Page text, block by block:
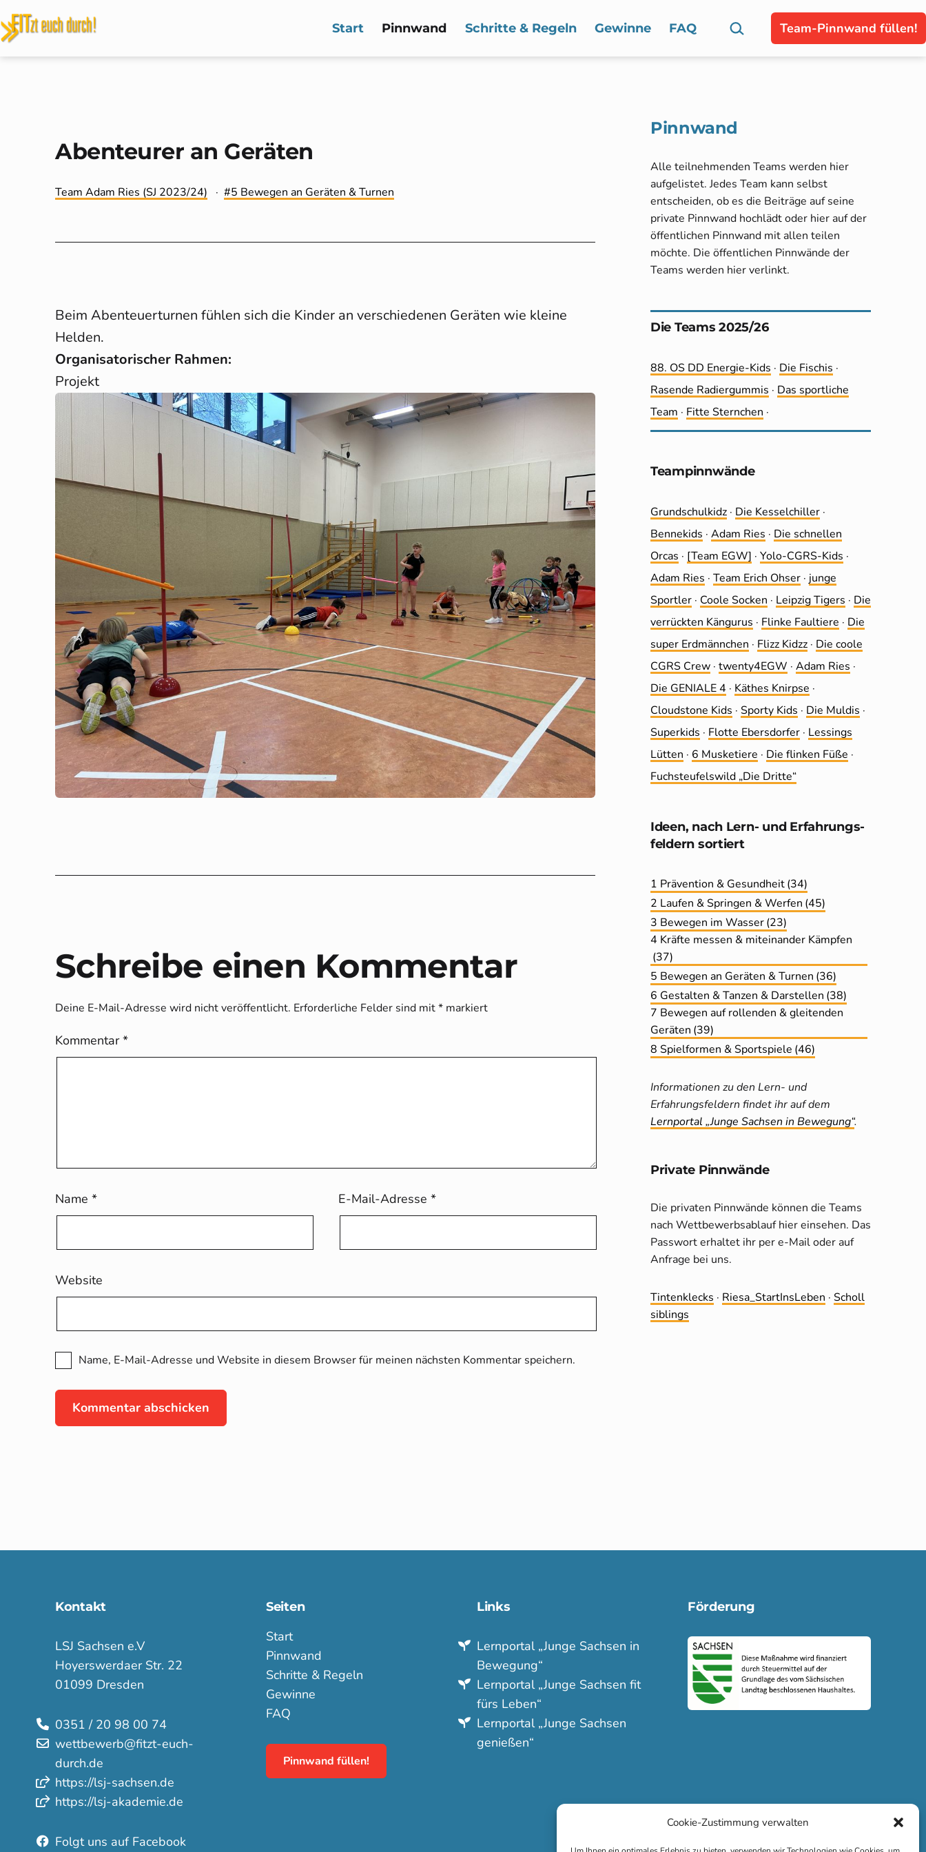
Cookie-Zustimmung verwalten
Zum
Inhalt
springen
FITzt
Start Pinnwand Schritte & Regeln Gewinne FAQ Suchen … Team-Pinnwand füllen!
Abenteurer an Geräten
Kategorisiert
Team Adam Ries (SJ 2023/24)
Verschlagwortet
5 Bewegen an Geräten & Turnen
Beim Abenteuerturnen fühlen sich die Kinder an verschiedenen Geräten wie kleine
Helden.
Organisatorischer Rahmen:
Projekt
Schreibe einen Kommentar
Deine E-Mail-Adresse wird nicht veröffentlicht. Erforderliche Felder sind mit* markiert
Kommentar*
Name * E-Mail-Adresse *
Website
Name, E-Mail-Adresse und Website in diesem Browser für meinen nächsten Kommentar speichern.
Pinnwand
Alle teilnehmenden Teams werden hier
aufgelistet. Jedes Team kann selbst
entscheiden, ob es die Beiträge auf seine
private Pinnwand hochlädt oder hier auf der
öffentlichen Pinnwand mit allen teilen
möchte. Die öffentlichen Pinnwände der
Teams werden hier verlinkt.
Die Teams 2025/26
88. OS DD Energie-Kids · Die Fischis ·
Rasende Radiergummis · Das sportliche
Team · Fitte Sternchen ·
Teampinnwände
Grundschulkidz · Die Kesselchiller ·
Bennekids · Adam Ries · Die schnellen
Orcas · [Team EGW] · Yolo-CGRS-Kids ·
Adam Ries · Team Erich Ohser · junge
Sportler · Coole Socken · Leip­zig Tigers · Die
ver­rückten Kängurus · Flinke Faultiere · Die
super Erdmännchen · Flizz Kidzz · Die coole
CGRS Crew · twenty4EGW · Adam Ries ·
Die GENIALE 4 · Käthes Knirpse ·
Cloudstone Kids · Sporty Kids · Die Muldis ·
Superkids · Flotte Ebersdorfer · Lessings
Lütten · 6 Musketiere · Die flinken Füße ·
Fuchsteufelswild „Die Dritte“
Ideen, nach Lern- und Erfahrungs­
feldern sortiert
1 Prävention & Gesundheit(34)
2 Laufen & Springen & Werfen (45)
3 Bewegen im Wasser(23)
4 Kräfte messen & miteinander Kämpfen
(37)
5 Bewegen an Geräten & Turnen (36)
6 Gestalten & Tanzen & Darstellen (38)
7 Bewegen auf rollenden & gleitenden
Geräten (39)
8 Spielformen & Sportspiele (46)
Informationen zu den Lern- und
Erfahrungsfeldern findet ihr auf dem
Lernportal „Junge Sachsen in Bewegung“.
Private Pinnwände
Die privaten Pinnwände können die Teams
nach Wettbewerbsablauf hier einsehen. Das
Passwort erhaltet ihr per e-Mail oder auf
Anfrage bei uns.
Tintenklecks · Riesa_StartInsLeben · Scholl
siblings
Kontakt
LSJ Sachsen e.V
Hoyerswerdaer Str. 22
01099 Dresden
0351 / 20 98 00 74
wettbewerb@fitzt-euch-
durch.de
https://lsj-sachsen.de
https://lsj-akademie.de
Folgt uns auf Facebook
Seiten
Start
Pinnwand
Schritte & Regeln
Gewinne
FAQ
Pinnwand füllen!
Links
Lern­portal „Junge Sachsen in
Bewegung“
Lern­portal „Junge Sachsen fit
fürs Leben“
Lern­portal „Junge Sachsen
genießen“
Förderung